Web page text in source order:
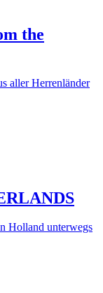
the
aller Herrenländer
Holland unterwegs